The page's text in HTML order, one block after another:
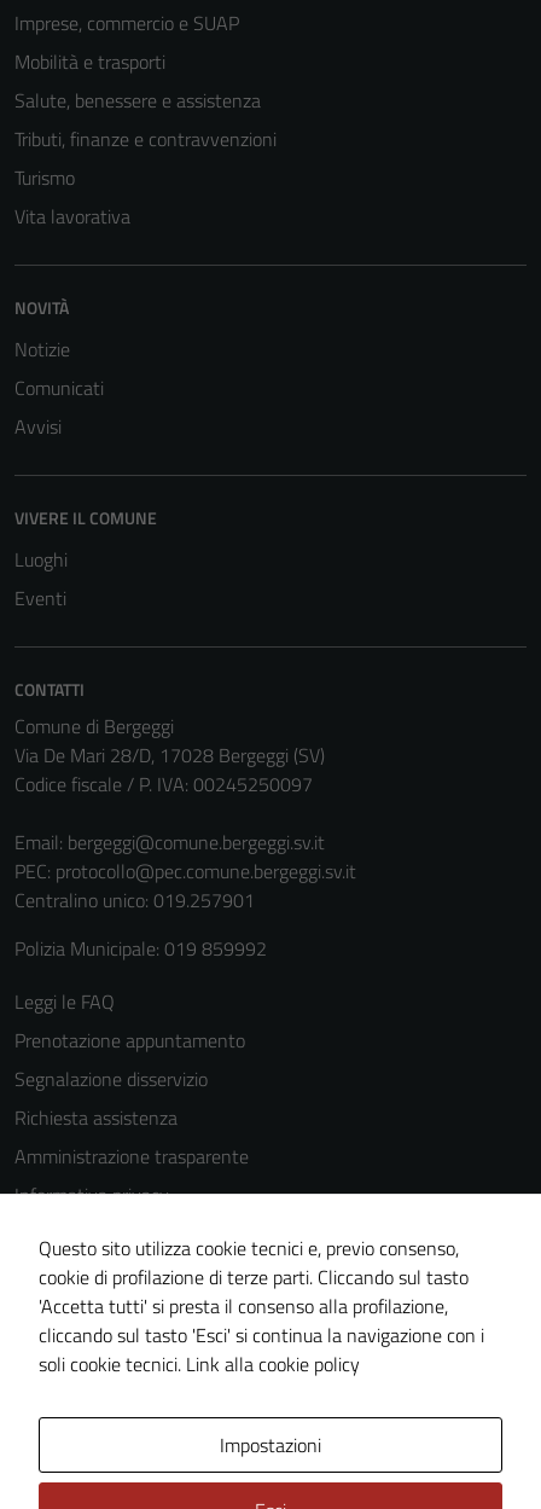
Imprese, commercio e SUAP
Mobilità e trasporti
Salute, benessere e assistenza
Tributi, finanze e contravvenzioni
Turismo
Vita lavorativa
NOVITÀ
Notizie
Comunicati
Avvisi
VIVERE IL COMUNE
Luoghi
Eventi
CONTATTI
Comune di Bergeggi
Via De Mari 28/D, 17028 Bergeggi (SV)
Codice fiscale / P. IVA: 00245250097
Email: bergeggi@comune.bergeggi.sv.it
PEC: protocollo@pec.comune.bergeggi.sv.it
Centralino unico: 019.257901
Polizia Municipale: 019 859992
Leggi le FAQ
Prenotazione appuntamento
Segnalazione disservizio
Richiesta assistenza
Amministrazione trasparente
Informativa privacy
Note legali
Dichiarazione di accessibilità
Piano di miglioramento del sito
Questo sito utilizza cookie tecnici e, previo consenso,
cookie di profilazione di terze parti. Cliccando sul tasto
'Accetta tutti' si presta il consenso alla profilazione,
cliccando sul tasto 'Esci' si continua la navigazione con i
soli cookie tecnici. Link alla cookie policy
Impostazioni
Tecnici
sono necessari
per il